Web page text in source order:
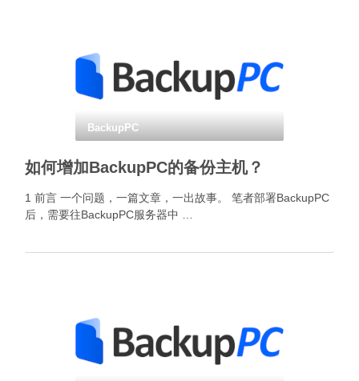
BackupPC
如何增加BackupPC的备份主机？
1 前言 一个问题，一篇文章，一出故事。 笔者部署BackupPC
后，需要往BackupPC服务器中 …